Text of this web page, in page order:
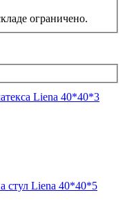
ограничено.
Liena 40*40*3
стул Liena 40*40*5